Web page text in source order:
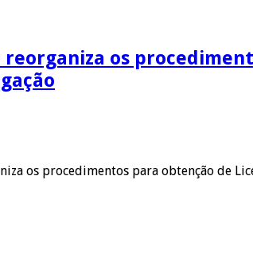
os
os procedimentos para obtenção de